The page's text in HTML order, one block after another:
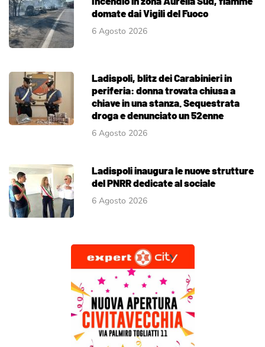
domate dai Vigili del Fuoco
6 Agosto 2026
Ladispoli, blitz dei Carabinieri in
periferia: donna trovata chiusa a
chiave in una stanza. Sequestrata
droga e denunciato un 52enne
6 Agosto 2026
Ladispoli inaugura le nuove strutture
del PNRR dedicate al sociale
6 Agosto 2026